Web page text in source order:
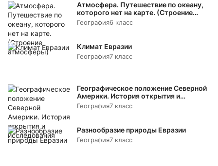
Атмосфера. Путешествие по океану,
которого нет на карте. (Строение
атмосферы)
География6 класс
Климат Евразии
География7 класс
Географическое положение Северной
Америки. История открытия и
исследования
География7 класс
Разнообразие природы Евразии
География7 класс